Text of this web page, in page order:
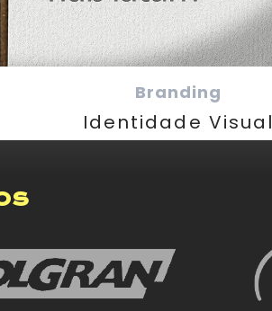
Branding
Identidade Visual